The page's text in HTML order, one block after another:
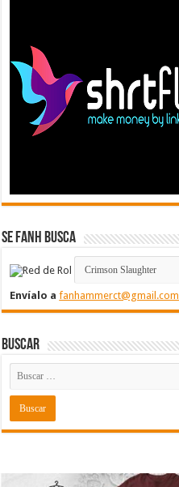
Se FanH Busca
Envíalo afanhammerct@gmail.com
Buscar